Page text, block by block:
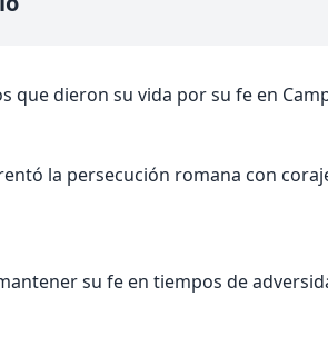
dieron su vida por su fe en
la persecución romana con
su fe en tiempos de